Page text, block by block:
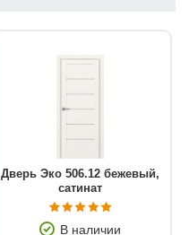
Дверь Эко 506.12 бежевый,
сатинат
В наличии